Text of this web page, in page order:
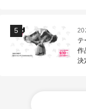
テ
作
決